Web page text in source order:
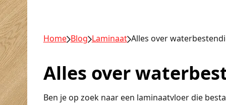
Home Blog Laminaat Alles over
Alles over
Ben je op zoek naar een laminaatvloer die